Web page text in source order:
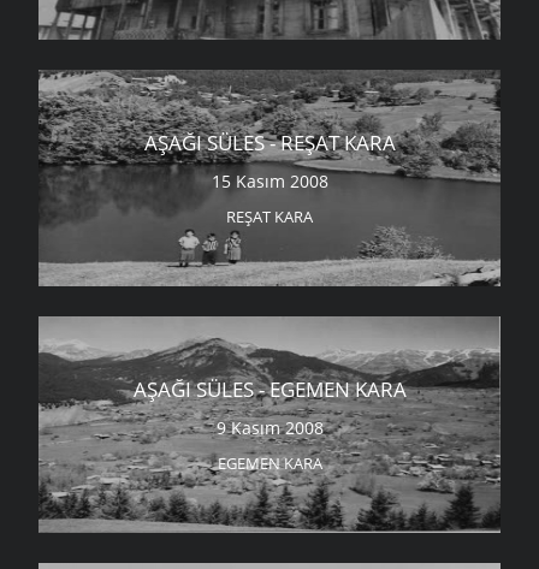
AŞAĞI SÜLES - REŞAT KARA
15 Kasım 2008
REŞAT KARA
AŞAĞI SÜLES - EGEMEN KARA
9 Kasım 2008
EGEMEN KARA